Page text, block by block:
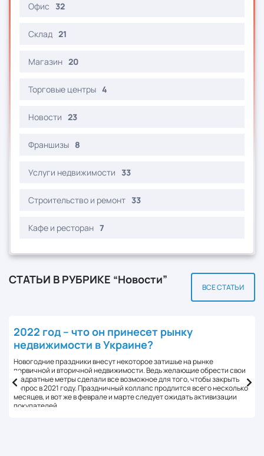
Офис 32
Склад 21
Магазин 20
Торговые центры 4
Новости 23
Франшизы 8
Услуги недвижимости 33
Строительство и ремонт 33
Кафе и ресторан 7
СТАТЬИ В РУБРИКЕ “Новости”
ВСЕ СТАТЬИ
2022 год – что он принесет рынку
недвижимости в Украине?
Новогодние праздники внесут некоторое затишье на рынке
первичной и вторичной недвижимости. Ведь желающие обрести свои
квадратные метры сделали все возможное для того, чтобы закрыть
вопрос в 2021 году. Праздничный коллапс продлится всего несколько
месяцев, и вот же в феврале и марте следует ожидать активизации
покупателей.